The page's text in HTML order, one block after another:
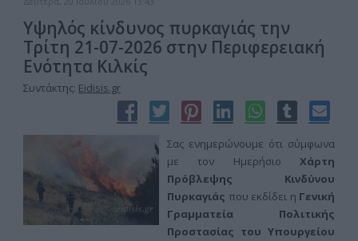
Υψηλός κίνδυνος πυρκαγιάς την
Τρίτη 21-07-2026 στην Περιφερειακή
Ενότητα Κιλκίς
Συντάκτης: Eidisis.gr
Σας ενημερώνουμε ότι σύμφωνα
με τον Ημερήσιο Χάρτη
Πρόβλεψης Κινδύνου
Πυρκαγιάς που εκδίδει η Γενική
Γραμματεία Πολιτικής
Προστασίας του Υπουργείου